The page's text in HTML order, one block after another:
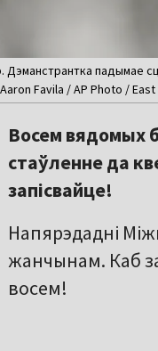
падымае
Favila / AP Photo /
Восем вядомых
стаўленне да
запісвайце!
Напярэдадні
жанчынам. Каб
восем!